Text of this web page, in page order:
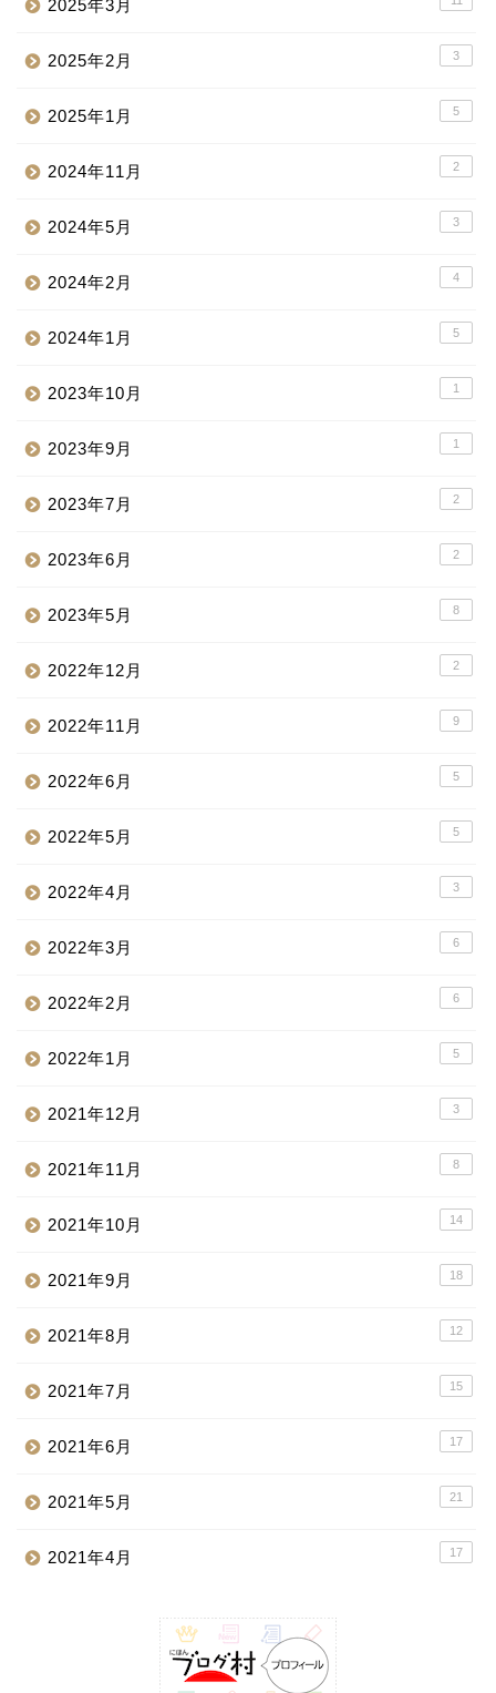
2025年3月
2025年2月 3
2025年1月 5
2024年11月 2
2024年5月 3
2024年2月 4
2024年1月 5
2023年10月 1
2023年9月 1
2023年7月 2
2023年6月 2
2023年5月 8
2022年12月 2
2022年11月 9
2022年6月 5
2022年5月 5
2022年4月 3
2022年3月 6
2022年2月 6
2022年1月 5
2021年12月 3
2021年11月 8
2021年10月 14
2021年9月 18
2021年8月 12
2021年7月 15
2021年6月 17
2021年5月 21
2021年4月 17